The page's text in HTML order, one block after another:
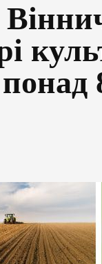
понад